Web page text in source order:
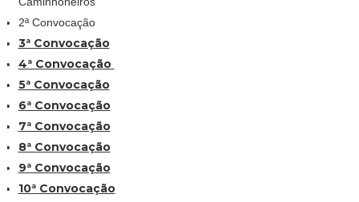
2ª Convocação
3ª Convocação
4ª Convocação
5ª Convocação
6ª Convocação
7ª Convocação
8ª Convocação
9ª Convocação
10ª Convocação